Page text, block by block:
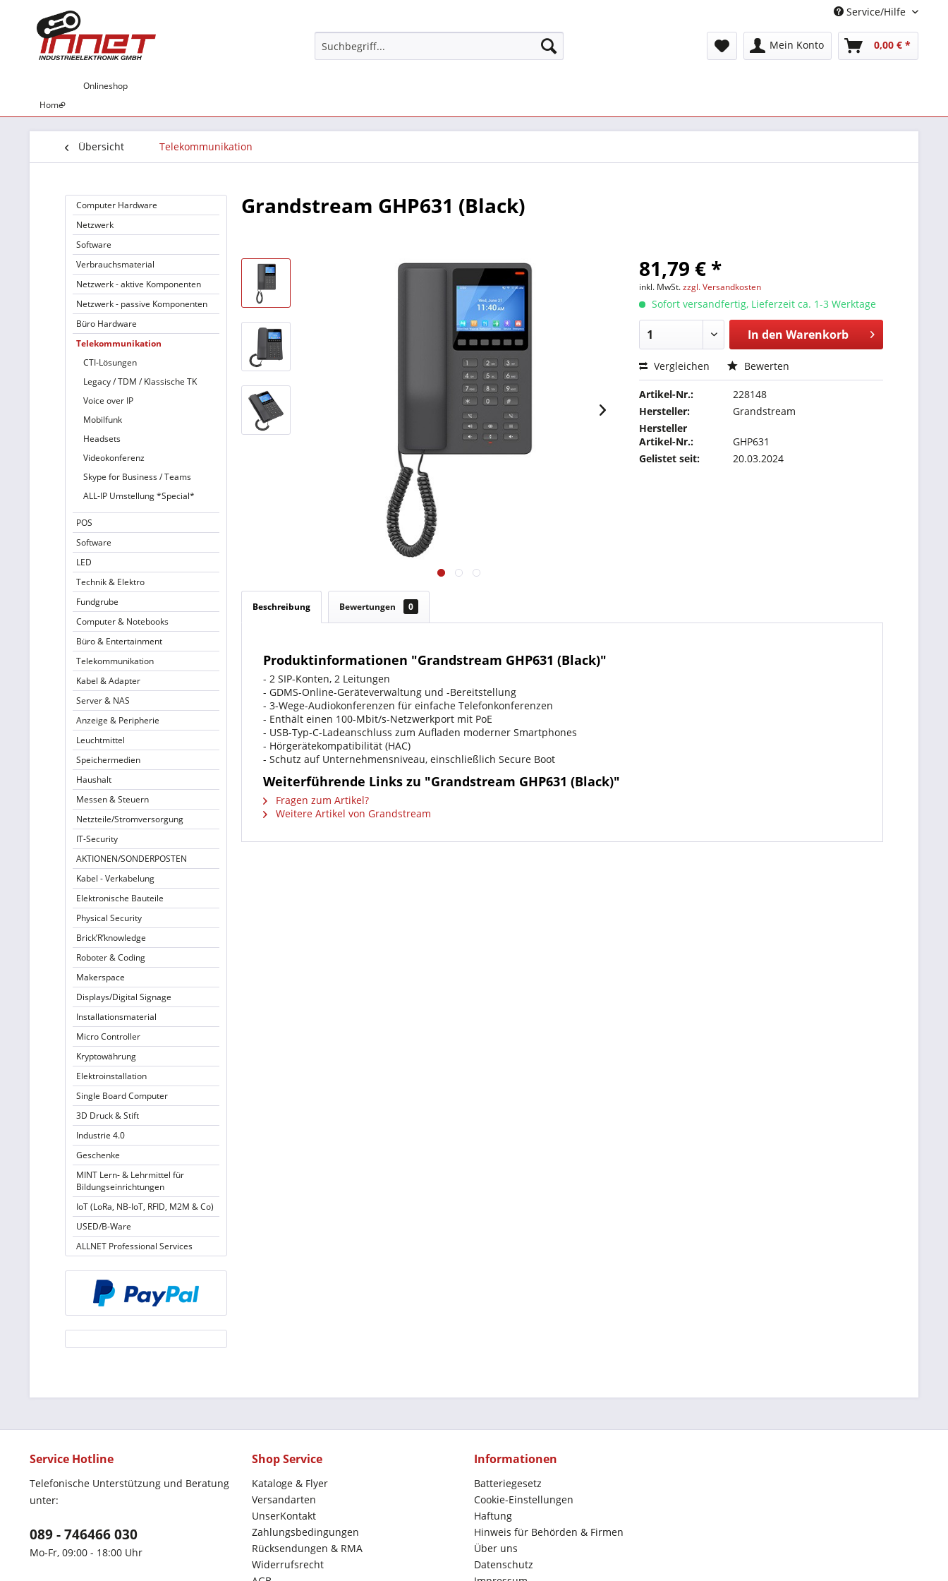
Service/Hilfe
Mein Konto 0,00 € *
Home
Onlineshop
Übersicht Telekommunikation
Computer Hardware
Netzwerk
Software
Verbrauchsmaterial
Netzwerk - aktive Komponenten
Netzwerk - passive Komponenten
Büro Hardware
Telekommunikation
CTI-Lösungen
Legacy / TDM / Klassische TK
Voice over IP
Mobilfunk
Headsets
Videokonferenz
Skype for Business / Teams
ALL-IP Umstellung *Special*
POS
Software
LED
Technik & Elektro
Fundgrube
Computer & Notebooks
Büro & Entertainment
Telekommunikation
Kabel & Adapter
Server & NAS
Anzeige & Peripherie
Leuchtmittel
Speichermedien
Haushalt
Messen & Steuern
Netzteile/Stromversorgung
IT-Security
AKTIONEN/SONDERPOSTEN
Kabel - Verkabelung
Elektronische Bauteile
Physical Security
Brick’R’knowledge
Roboter & Coding
Makerspace
Displays/Digital Signage
Installationsmaterial
Micro Controller
Kryptowährung
Elektroinstallation
Single Board Computer
3D Druck & Stift
Industrie 4.0
Geschenke
MINT Lern- & Lehrmittel für
Bildungseinrichtungen
IoT (LoRa, NB-IoT, RFID, M2M & Co)
USED/B-Ware
ALLNET Professional Services
Grandstream GHP631 (Black)
81,79 € *
inkl. MwSt.zzgl. Versandkosten
Sofort versandfertig, Lieferzeit ca. 1-3 Werktage
In den Warenkorb
Vergleichen Bewerten
Artikel-Nr.:
228148
Hersteller:
Grandstream
Hersteller
Artikel-Nr.:
GHP631
Gelistet seit:
20.03.2024
Beschreibung Bewertungen 0
Produktinformationen "Grandstream GHP631 (Black)"
- 2 SIP-Konten, 2 Leitungen
- GDMS-Online-Geräteverwaltung und -Bereitstellung
- 3-Wege-Audiokonferenzen für einfache Telefonkonferenzen
- Enthält einen 100-Mbit/s-Netzwerkport mit PoE
- USB-Typ-C-Ladeanschluss zum Aufladen moderner Smartphones
- Hörgerätekompatibilität (HAC)
- Schutz auf Unternehmensniveau, einschließlich Secure Boot
Weiterführende Links zu "Grandstream GHP631 (Black)"
Fragen zum Artikel?
Weitere Artikel von Grandstream
Service Hotline
Telefonische Unterstützung und Beratung
unter:
089 - 746466 030
Mo-Fr, 09:00 - 18:00 Uhr
Shop Service
Kataloge & Flyer
Versandarten
UnserKontakt
Zahlungsbedingungen
Rücksendungen & RMA
Widerrufsrecht
Informationen
Batteriegesetz
Cookie-Einstellungen
Haftung
Hinweis für Behörden & Firmen
Über uns
Datenschutz